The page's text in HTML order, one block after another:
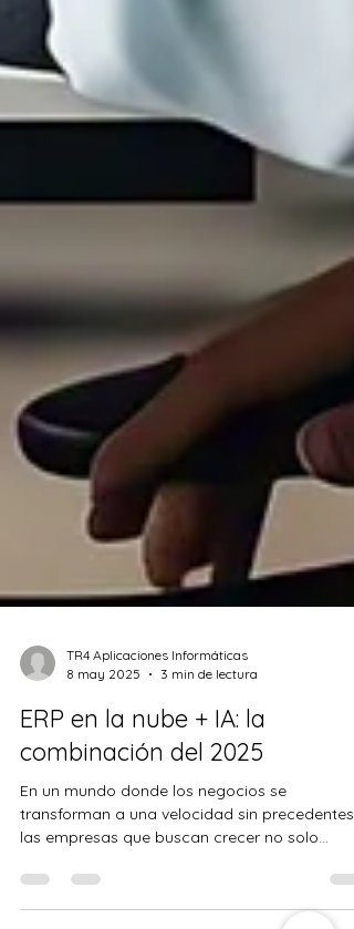
8 may 2025
3 min de lectura
ERP en la nube + IA: la
combinación del 2025
En un mundo donde los negocios se
las empresas que buscan crecer no solo